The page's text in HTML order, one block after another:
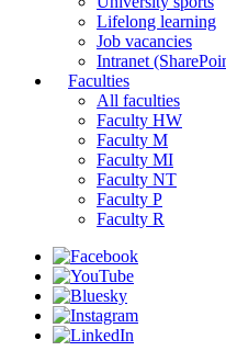
Lifelong learning
Job vacancies
Intranet
Faculties
All faculties
Faculty HW
Faculty M
Faculty MI
Faculty NT
Faculty P
Faculty R